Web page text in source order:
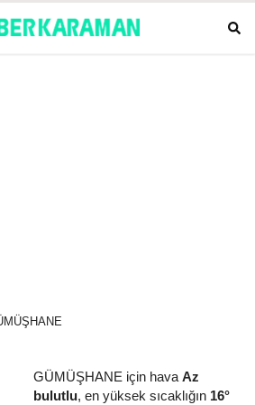
GÜMÜŞHANE için hava Az
bulutlu, en yüksek sıcaklığın 16°